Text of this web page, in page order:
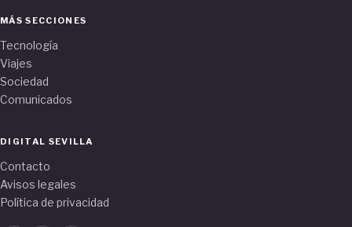
MÁS SECCIONES
Tecnología
Viajes
Sociedad
Comunicados
DIGITAL SEVILLA
Contacto
Avisos legales
Política de privacidad